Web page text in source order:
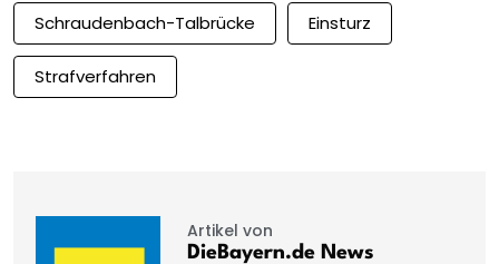
Schraudenbach-Talbrücke Einsturz
Strafverfahren
Artikel von
DieBayern.de News